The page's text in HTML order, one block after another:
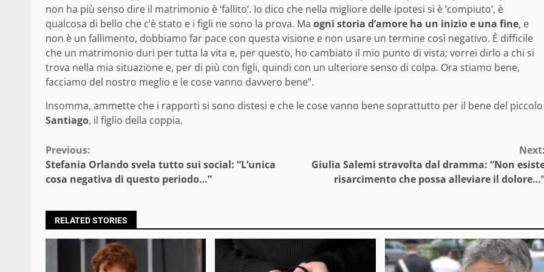
non ha più senso dire il matrimonio è ‘fallito’. Io dico che nella migliore delle ipotesi si è ‘compiuto’, è
qualcosa di bello che c’è stato e i figli ne sono la prova. Ma ogni storia d’amore ha un inizio e una fine, e
non è un fallimento, dobbiamo far pace con questa visione e non usare un termine così negativo. È difficile
che un matrimonio duri per tutta la vita e, per questo, ho cambiato il mio punto di vista; vorrei dirlo a chi si
trova nella mia situazione e, per di più con figli, quindi con un ulteriore senso di colpa. Ora stiamo bene,
facciamo del nostro meglio e le cose vanno davvero bene”.
Insomma, ammette che i rapporti si sono distesi e che le cose vanno bene soprattutto per il bene del piccolo
Santiago, il figlio della coppia.
Continue
Reading
Previous:
Stefania Orlando svela tutto sui social: “L’unica
cosa negativa di questo periodo…”
Next:
Giulia Salemi stravolta dal dramma: “Non
risarcimento che possa alleviare il
RELATED STORIES